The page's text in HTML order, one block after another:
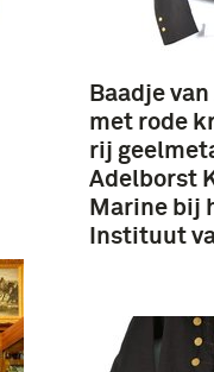
Baadje
met rode
rij
Adelborst
Marine bij
Instituut